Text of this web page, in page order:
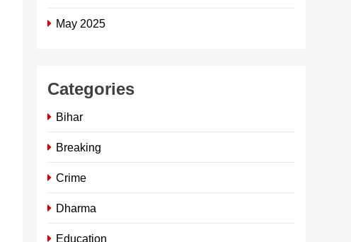
May 2025
Categories
Bihar
Breaking
Crime
Dharma
Education